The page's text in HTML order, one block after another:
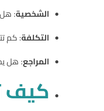
الشخصية:
التكلفة: كم
المراجع: هل
كيف